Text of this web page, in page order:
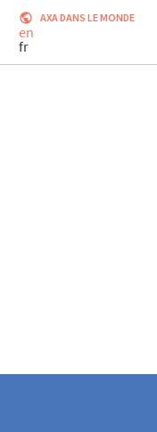
AXA DANS LE MONDE
en
fr